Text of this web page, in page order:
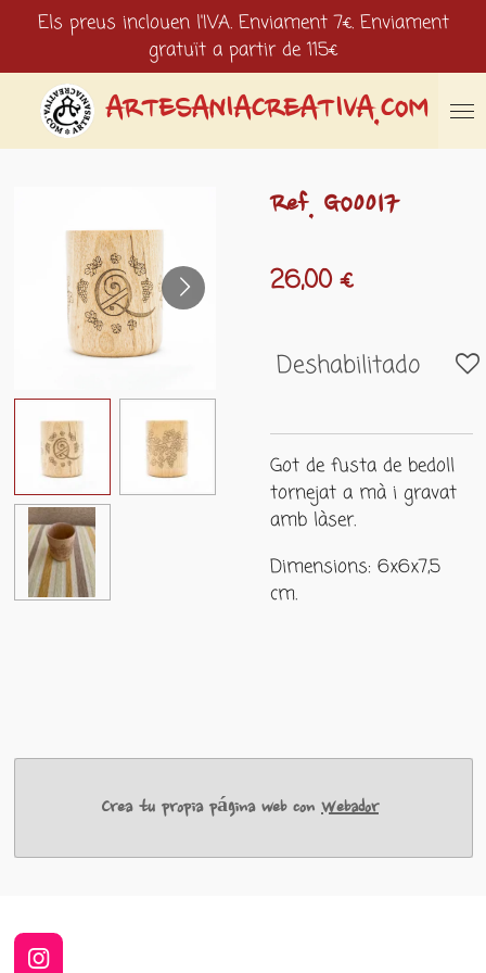
contenido
principal
ARTESANIACREATIVA.COM
Els preus inclouen l'IVA. Enviament 7€. Enviament
gratuït a partir de 115€
Ref. GO0017
26,00 €
Deshabilitado
Got de fusta de bedoll
tornejat a mà i gravat
amb làser.
Dimensions: 6x6x7,5
cm.
Crea tu propia página web con Webador
I